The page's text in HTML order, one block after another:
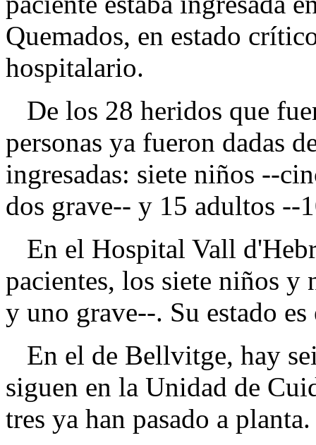
Quemados, en estado
hospitalario.
De los 28 heridos que
personas ya fueron dadas
ingresadas: siete niños --
dos grave-- y 15 adultos --
En el Hospital Vall
pacientes, los siete niños y
y uno grave--. Su estado
En el de Bellvitge, hay
siguen en la Unidad de
tres ya han pasado a